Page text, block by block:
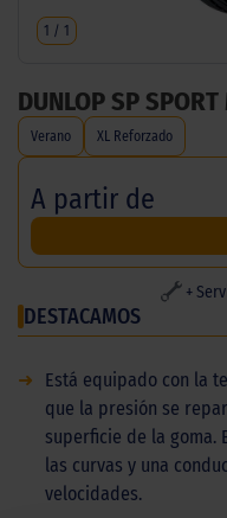
1 / 1
DUNLOP SP
Verano XL Reforzado
A partir de
+
DESTACAMOS
➜
Está equipado con la
que la presión se
superficie de la goma.
las curvas y una
velocidades.